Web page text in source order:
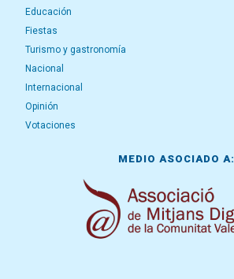
Educación
Fiestas
Turismo y gastronomía
Nacional
Internacional
Opinión
Votaciones
MEDIO ASOCIADO A: